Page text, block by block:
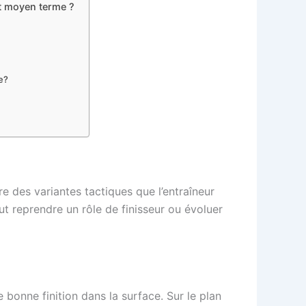
terme ?
des variantes tactiques que l’entraîneur
reprendre un rôle de finisseur ou évoluer
finition dans la surface. Sur le plan